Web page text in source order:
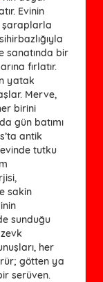
Evinin
şaraplarla
sanatında bir
fırlatır.
yatak
Merve,
birini
gün batımı
antik
tutku
sakin
sunduğu
her
götten ya
serüven.